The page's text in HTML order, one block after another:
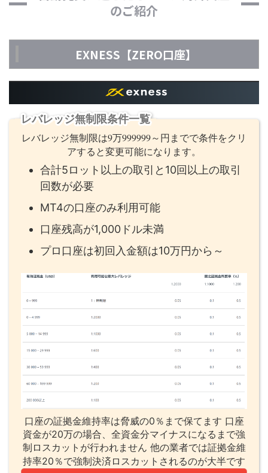
のご紹介
EXNESS【ZERO口座】
レバレッジ無制限条件一覧
レバレッジ無制限は9万999999～円までで条件をクリ
アすると変更可能になります。
合計5ロット以上の取引と10回以上の取引
回数が必要
MT4の口座のみ利用可能
口座残高が1,000ドル未満
プロ口座は初回入金額は10万円から～
口座の証拠金維持率は脅威の0％まで保てます 口座
資金が20万の場合、全資金分マイナスになるまで強
制ロスカットが行われません 他の業者では証拠金維
持率20％で強制決済ロスカットされるのが大半です